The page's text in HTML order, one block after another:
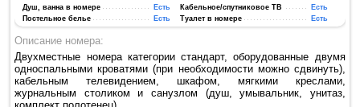
Душ, ванна в номере Есть Кабельное/спутниковое ТВ
Есть
Постельное белье
Есть Туалет в номере Есть
Описание номера:
Двухместные номера категории стандарт, оборудованные двумя
односпальными кроватями (при необходимости можно сдвинуть),
кабельным телевидением, шкафом, мягкими креслами,
журнальным столиком и санузлом (душ, умывальник, унитаз,